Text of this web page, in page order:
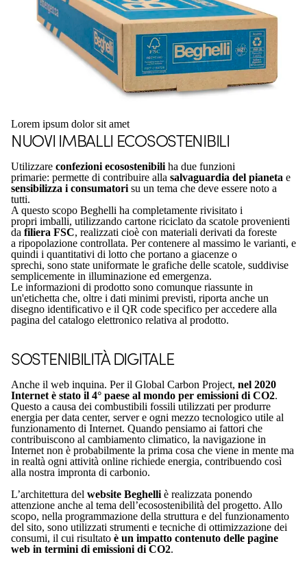
Lorem ipsum dolor sit amet
NUOVI IMBALLI ECOSOSTENIBILI
Utilizzare confezioni ecosostenibili ha due funzioni
primarie: permette di contribuire alla salvaguardia del pianeta e
sensibilizza i consumatori su un tema che deve essere noto a
tutti.
A questo scopo Beghelli ha completamente rivisitato i
propri imballi, utilizzando cartone riciclato da scatole provenienti
da filiera FSC, realizzati cioè con materiali derivati da foreste
a ripopolazione controllata. Per contenere al massimo le varianti, e
quindi i quantitativi di lotto che portano a giacenze o
sprechi, sono state uniformate le grafiche delle scatole, suddivise
semplicemente in illuminazione ed emergenza.
Le informazioni di prodotto sono comunque riassunte in
un'etichetta che, oltre i dati minimi previsti, riporta anche un
disegno identificativo e il QR code specifico per accedere alla
pagina del catalogo elettronico relativa al prodotto.
SOSTENIBILITÀ DIGITALE
Anche il web inquina. Per il Global Carbon Project, nel 2020
Internet è stato il 4° paese al mondo per emissioni di CO2.
Questo a causa dei combustibili fossili utilizzati per produrre
energia per data center, server e ogni mezzo tecnologico utile al
funzionamento di Internet. Quando pensiamo ai fattori che
contribuiscono al cambiamento climatico, la navigazione in
Internet non è probabilmente la prima cosa che viene in mente ma
in realtà ogni attività online richiede energia, contribuendo così
alla nostra impronta di carbonio.
L’architettura del website Beghelli è realizzata ponendo
attenzione anche al tema dell’ecosostenibilità del progetto. Allo
scopo, nella programmazione della struttura e del funzionamento
del sito, sono utilizzati strumenti e tecniche di ottimizzazione dei
consumi, il cui risultato è un impatto contenuto delle pagine
web in termini di emissioni di CO2.